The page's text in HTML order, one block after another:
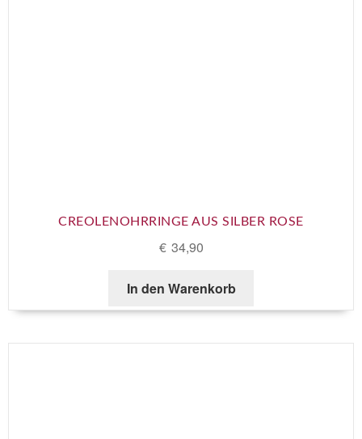
CREOLENOHRRINGE AUS SILBER ROSE
€ 34,90
In den Warenkorb